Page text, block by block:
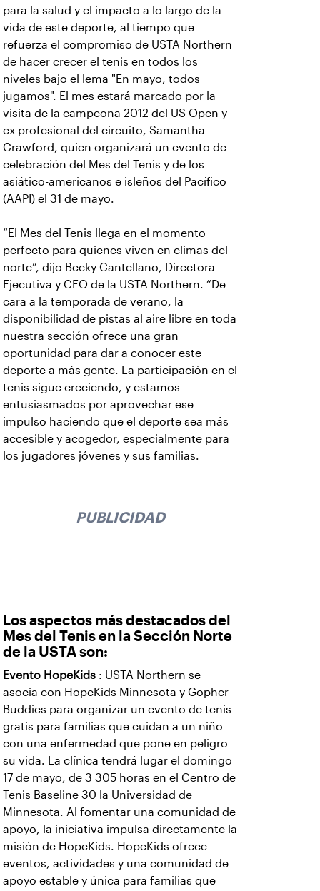
para la salud y el impacto a lo largo de la
vida de este deporte, al tiempo que
refuerza el compromiso de USTA Northern
de hacer crecer el tenis en todos los
niveles bajo el lema "En mayo, todos
jugamos". El mes estará marcado por la
visita de la campeona 2012 del US Open y
ex profesional del circuito, Samantha
Crawford, quien organizará un evento de
celebración del Mes del Tenis y de los
asiático-americanos e isleños del Pacífico
(AAPI) el 31 de mayo.
“El Mes del Tenis llega en el momento
perfecto para quienes viven en climas del
norte”, dijo Becky Cantellano, Directora
Ejecutiva y CEO de la USTA Northern. “De
cara a la temporada de verano, la
disponibilidad de pistas al aire libre en toda
nuestra sección ofrece una gran
oportunidad para dar a conocer este
deporte a más gente. La participación en el
tenis sigue creciendo, y estamos
entusiasmados por aprovechar ese
impulso haciendo que el deporte sea más
accesible y acogedor, especialmente para
los jugadores jóvenes y sus familias.
PUBLICIDAD
Los aspectos más destacados del
Mes del Tenis en la Sección Norte
de la USTA son:
Evento HopeKids : USTA Northern se
asocia con HopeKids Minnesota y Gopher
Buddies para organizar un evento de tenis
gratis para familias que cuidan a un niño
con una enfermedad que pone en peligro
su vida. La clínica tendrá lugar el domingo
17 de mayo, de 3 305 horas en el Centro de
Tenis Baseline 30 la Universidad de
Minnesota. Al fomentar una comunidad de
apoyo, la iniciativa impulsa directamente la
misión de HopeKids. HopeKids ofrece
eventos, actividades y una comunidad de
apoyo estable y única para familias que